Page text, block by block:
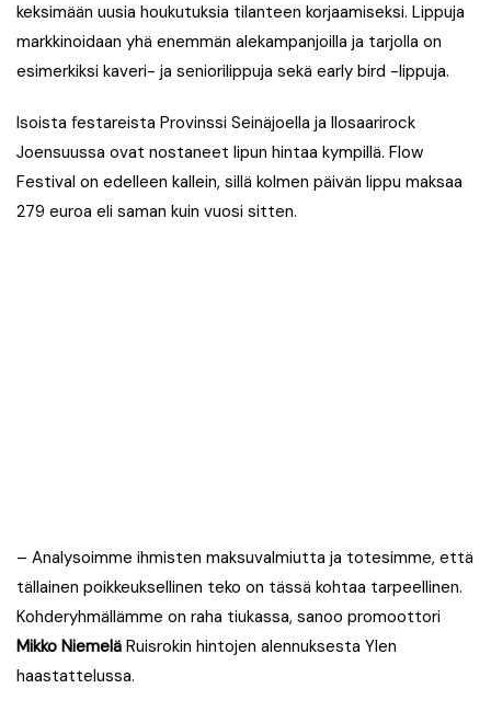
keksimään uusia houkutuksia tilanteen korjaamiseksi. Lippuja
markkinoidaan yhä enemmän alekampanjoilla ja tarjolla on
esimerkiksi kaveri- ja seniorilippuja sekä early bird -lippuja.
Isoista festareista Provinssi Seinäjoella ja Ilosaarirock
Joensuussa ovat nostaneet lipun hintaa kympillä. Flow
Festival on edelleen kallein, sillä kolmen päivän lippu maksaa
279 euroa eli saman kuin vuosi sitten.
– Analysoimme ihmisten maksuvalmiutta ja totesimme, että
tällainen poikkeuksellinen teko on tässä kohtaa tarpeellinen.
Kohderyhmällämme on raha tiukassa, sanoo promoottori
Mikko Niemelä Ruisrokin hintojen alennuksesta Ylen
haastattelussa.